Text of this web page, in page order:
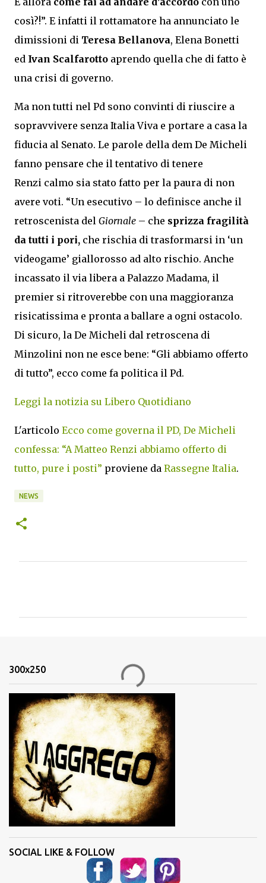
così?!”. E infatti il rottamatore ha annunciato le
dimissioni di Teresa Bellanova, Elena Bonetti
ed Ivan Scalfarotto aprendo quella che di fatto è
una crisi di governo.
Ma non tutti nel Pd sono convinti di riuscire a
sopravvivere senza Italia Viva e portare a casa la
fiducia al Senato. Le parole della dem De Micheli
fanno pensare che il tentativo di tenere
Renzi calmo sia stato fatto per la paura di non
avere voti. “Un esecutivo – lo definisce anche il
retroscenista del Giornale – che sprizza fragilità
da tutti i pori, che rischia di trasformarsi in ‘un
videogame’ giallorosso ad alto rischio. Anche
incassato il via libera a Palazzo Madama, il
premier si ritroverebbe con una maggioranza
risicatissima e pronta a ballare a ogni ostacolo.
Di sicuro, la De Micheli dal retroscena di
Minzolini non ne esce bene: “Gli abbiamo offerto
di tutto”, ecco come fa politica il Pd.
Leggi la notizia su Libero Quotidiano
L'articolo Ecco come governa il PD, De Micheli
confessa: “A Matteo Renzi abbiamo offerto di
tutto, pure i posti” proviene da Rassegne Italia.
NEWS
n
i
300x250
SOCIAL LIKE & FOLLOW